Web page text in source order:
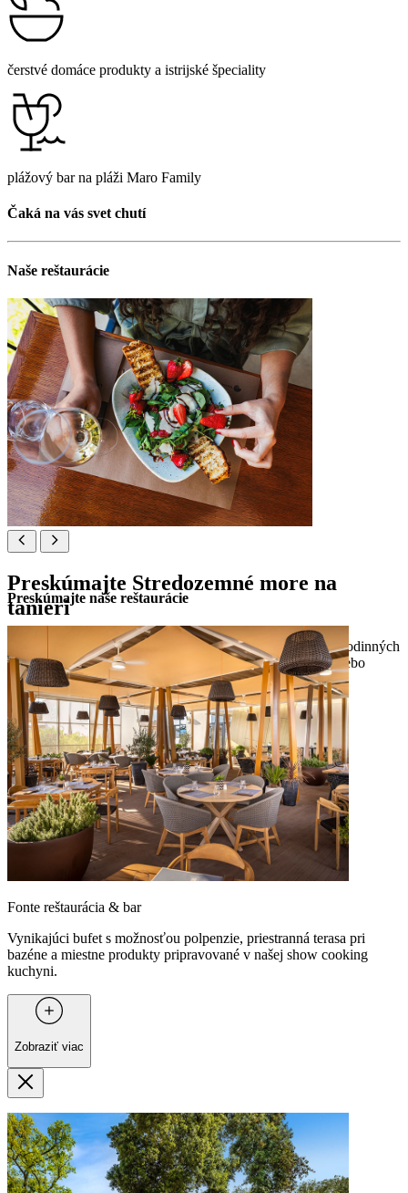
čerstvé domáce produkty a istrijské špeciality
plážový bar na pláži Maro Family
Čaká na vás svet chutí
Naše reštaurácie
Preskúmajte Stredozemné more na
tanieri
Vychutnajte si ponuku gastronomických zážitkov, vrátane rodinných
bufetov, občerstvenia pri bazéne, elegantného stolovania alebo
čerstvého jedla doručeného až k vašim dverám.
Preskúmajte naše reštaurácie
Fonte reštaurácia & bar
Vynikajúci bufet s možnosťou polpenzie, priestranná terasa pri
bazéne a miestne produkty pripravované v našej show cooking
kuchyni.
Zobraziť viac